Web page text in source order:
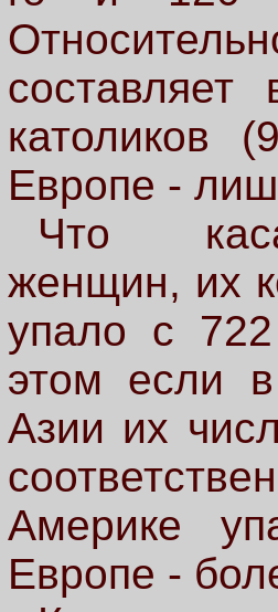
католиков
Европе -
Что
женщин, их
упало с
этом если
Азии их
Америке
Европе -